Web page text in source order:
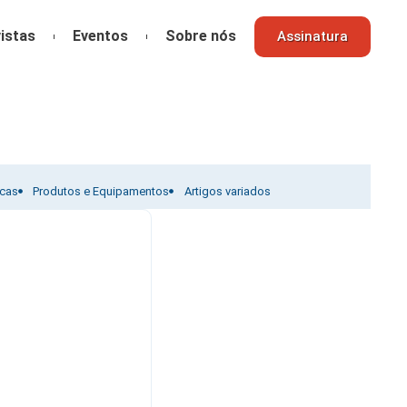
Eventos Sobre nós Assinatura
Produtos e Equipamentos Artigos variados